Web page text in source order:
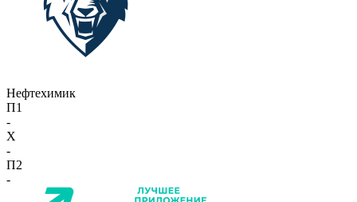
Нефтехимик
П1
-
X
-
П2
-